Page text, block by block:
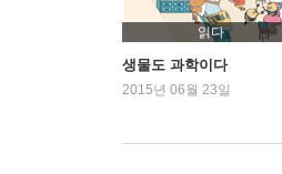
읽다
생물도 과학이다
2015년 06월 23일